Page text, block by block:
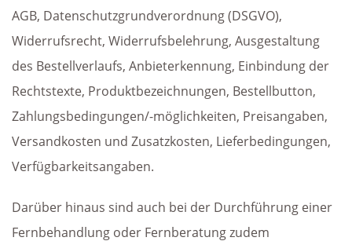
AGB, Datenschutzgrundverordnung (DSGVO),
Widerrufsrecht, Widerrufsbelehrung, Ausgestaltung
des Bestellverlaufs, Anbieterkennung, Einbindung der
Rechtstexte, Produktbezeichnungen, Bestellbutton,
Zahlungsbedingungen/-möglichkeiten, Preisangaben,
Versandkosten und Zusatzkosten, Lieferbedingungen,
Verfügbarkeitsangaben.
Darüber hinaus sind auch bei der Durchführung einer
Fernbehandlung oder Fernberatung zudem